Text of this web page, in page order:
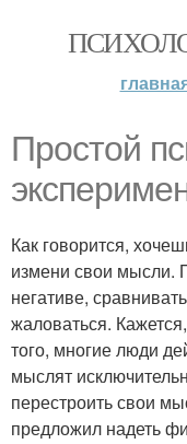
Простой
Как говорится,
измени свои мысли.
негативе,
жаловаться.
того, многие люди
мыслят
перестроить свои
предложил надеть